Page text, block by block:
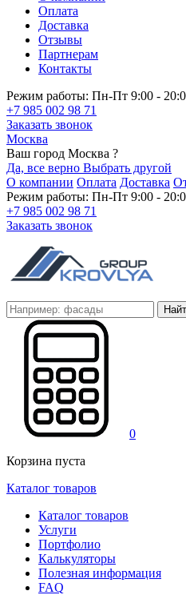
Оплата
Доставка
Отзывы
Партнерам
Контакты
Режим работы: Пн-Пт 9:00 -
+7 985 002 98 71
Заказать звонок
Москва
Ваш город Москва ?
Да, все верно Выбрать другой
О компании Оплата Доставка
Режим работы: Пн-Пт 9:00 -
+7 985 002 98 71
Заказать звонок
0
Корзина пуста
Каталог товаров
Каталог товаров
Услуги
Портфолио
Калькуляторы
Полезная информация
FAQ